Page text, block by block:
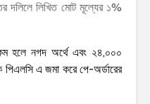
দলিলে লিখিত মোট মূল্যের ১%
হলে নগদ অর্থে এবং ২৪,০০০
পিএলসি এ জমা করে পে-অর্ডারের